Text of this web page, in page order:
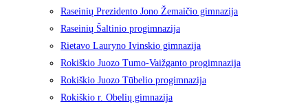
Raseinių Prezidento Jono Žemaičio gimnazija
Raseinių Šaltinio progimnazija
Rietavo Lauryno Ivinskio gimnazija
Rokiškio Juozo Tumo-Vaižganto progimnazija
Rokiškio Juozo Tūbelio progimnazija
Rokiškio r. Obelių gimnazija